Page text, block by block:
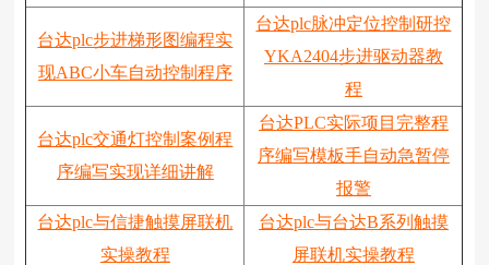
台达plc步进梯形图编程实
现ABC小车自动控制程序
台达plc脉冲定位控制研控
YKA2404步进驱动器教
程
台达plc交通灯控制案例程
序编写实现详细讲解
台达PLC实际项目完整程
序编写模板手自动急暂停
报警
台达plc与信捷触摸屏联机
实操教程
台达plc与台达B系列触摸
屏联机实操教程